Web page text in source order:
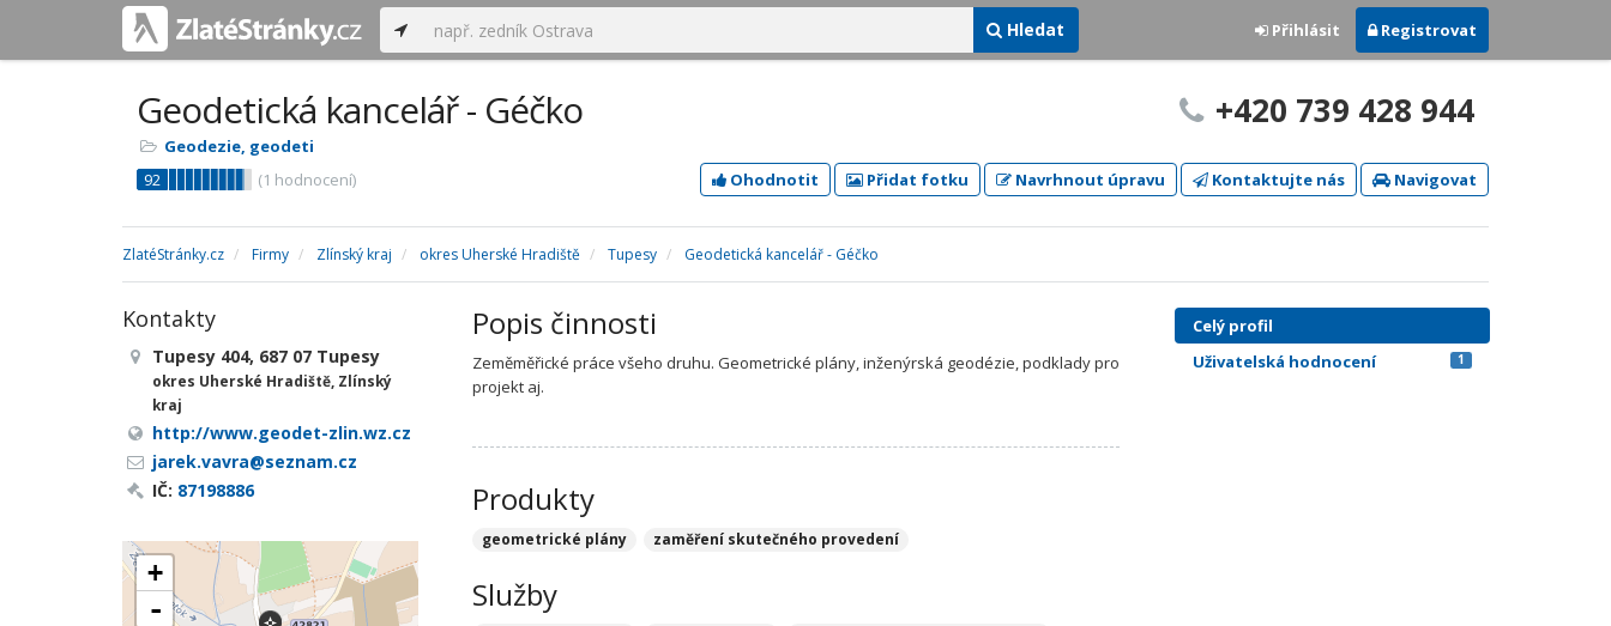
Hledat Přihlásit Registrovat
Geodetická kancelář - Géčko
Geodezie, geodeti
92
(1 hodnocení)
+420 739 428 944
Ohodnotit Přidat fotku Navrhnout úpravu Kontaktujte nás Navigovat
ZlatéStránky.cz Firmy Zlínský kraj okres Uherské Hradiště Tupesy Geodetická kancelář - Géčko
Popis činnosti
Zeměměřické práce všeho druhu. Geometrické plány, inženýrská geodézie, podklady pro
projekt aj.
Produkty
geometrické plány zaměření skutečného provedení
Služby
Kontakty
Tupesy 404, 687 07 Tupesy
okres Uherské Hradiště, Zlínský
kraj
http://www.geodet-zlin.wz.cz
jarek.vavra@seznam.cz
IČ: 87198886
+
-
Celý profil
Uživatelská hodnocení
1